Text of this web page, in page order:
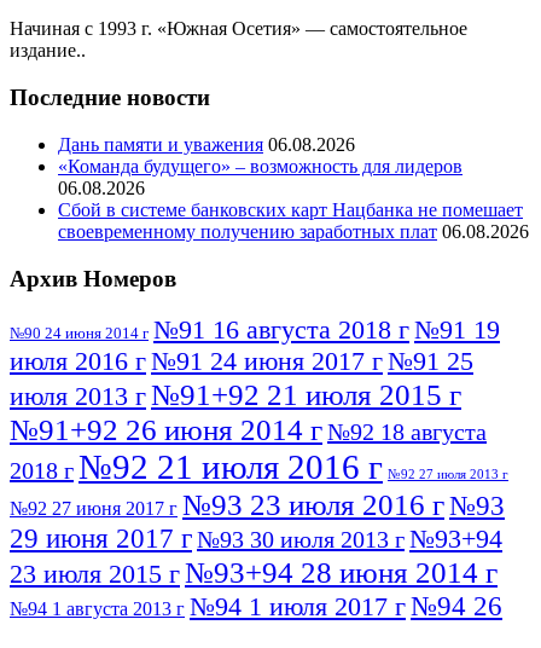
Начиная с 1993 г. «Южная Осетия» — самостоятельное
издание..
Последние новости
Дань памяти и уважения 06.08.2026
«Команда будущего» – возможность для лидеров
06.08.2026
Сбой в системе банковских карт Нацбанка не помешает
своевременному получению заработных плат 06.08.2026
Архив Номеров
№90 24 июня 2014 г №91 16 августа 2018 г№91 19
июля 2016 г№91 24 июня 2017 г№91 25
июля 2013 г№91+92 21 июля 2015 г
№91+92 26 июня 2014 г№92 18 августа
2018 г№92 21 июля 2016 г №92 27 июля 2013 г
№92 27 июня 2017 г №93 23 июля 2016 г№93
29 июня 2017 г№93 30 июля 2013 г№93+94
23 июля 2015 г№93+94 28 июня 2014 г
№94 1 августа 2013 г №94 1 июля 2017 г№94 26